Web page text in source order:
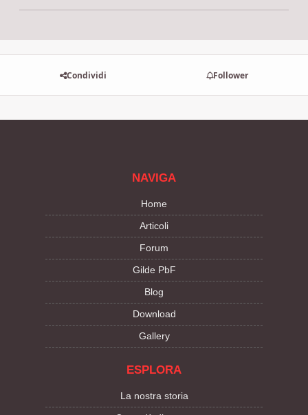
Condividi Follower
NAVIGA
Home
Articoli
Forum
Gilde PbF
Blog
Download
Gallery
ESPLORA
La nostra storia